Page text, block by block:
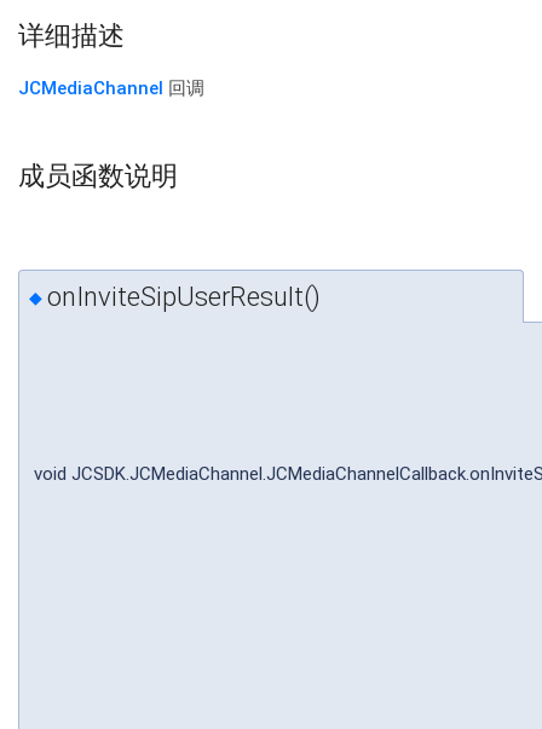
详细描述
JCMediaChannel 回调
成员函数说明
◆ onInviteSipUserResult()
void